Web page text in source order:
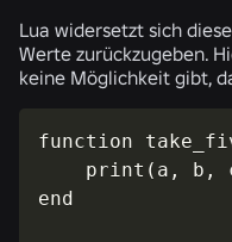
Lua widersetzt sich
Werte zurückzugeben.
keine Möglichkeit gibt,
function
print(a, b,
end